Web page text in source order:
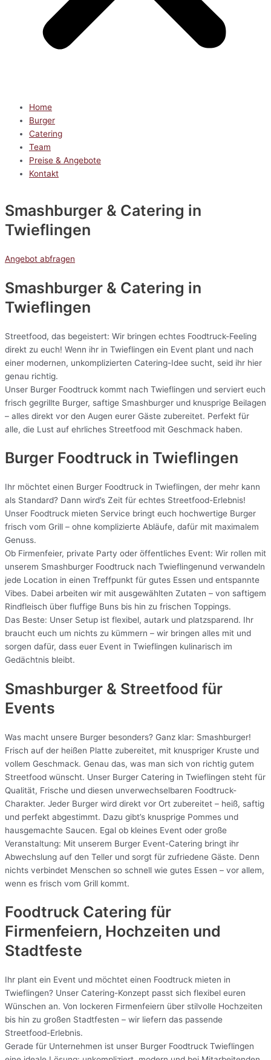
Home
Burger
Catering
Team
Preise & Angebote
Kontakt
Smashburger & Catering in
Twieflingen
Angebot abfragen
Smashburger & Catering in
Twieflingen
Streetfood, das begeistert: Wir bringen echtes Foodtruck-Feeling
direkt zu euch! Wenn ihr in Twieflingen ein Event plant und nach
einer modernen, unkomplizierten Catering-Idee sucht, seid ihr hier
genau richtig.
Unser Burger Foodtruck kommt nach Twieflingen und serviert euch
frisch gegrillte Burger, saftige Smashburger und knusprige Beilagen
– alles direkt vor den Augen eurer Gäste zubereitet. Perfekt für
alle, die Lust auf ehrliches Streetfood mit Geschmack haben.
Burger Foodtruck in Twieflingen
Ihr möchtet einen Burger Foodtruck in Twieflingen, der mehr kann
als Standard? Dann wird’s Zeit für echtes Streetfood-Erlebnis!
Unser Foodtruck mieten Service bringt euch hochwertige Burger
frisch vom Grill – ohne komplizierte Abläufe, dafür mit maximalem
Genuss.
Ob Firmenfeier, private Party oder öffentliches Event: Wir rollen mit
unserem Smashburger Foodtruck nach Twieflingenund verwandeln
jede Location in einen Treffpunkt für gutes Essen und entspannte
Vibes. Dabei arbeiten wir mit ausgewählten Zutaten – von saftigem
Rindfleisch über fluffige Buns bis hin zu frischen Toppings.
Das Beste: Unser Setup ist flexibel, autark und platzsparend. Ihr
braucht euch um nichts zu kümmern – wir bringen alles mit und
sorgen dafür, dass euer Event in Twieflingen kulinarisch im
Gedächtnis bleibt.
Smashburger & Streetfood für
Events
Was macht unsere Burger besonders? Ganz klar: Smashburger!
Frisch auf der heißen Platte zubereitet, mit knuspriger Kruste und
vollem Geschmack. Genau das, was man sich von richtig gutem
Streetfood wünscht. Unser Burger Catering in Twieflingen steht für
Qualität, Frische und diesen unverwechselbaren Foodtruck-
Charakter. Jeder Burger wird direkt vor Ort zubereitet – heiß, saftig
und perfekt abgestimmt. Dazu gibt’s knusprige Pommes und
hausgemachte Saucen. Egal ob kleines Event oder große
Veranstaltung: Mit unserem Burger Event-Catering bringt ihr
Abwechslung auf den Teller und sorgt für zufriedene Gäste. Denn
nichts verbindet Menschen so schnell wie gutes Essen – vor allem,
wenn es frisch vom Grill kommt.
Foodtruck Catering für
Firmenfeiern, Hochzeiten und
Stadtfeste
Ihr plant ein Event und möchtet einen Foodtruck mieten in
Twieflingen? Unser Catering-Konzept passt sich flexibel euren
Wünschen an. Von lockeren Firmenfeiern über stilvolle Hochzeiten
bis hin zu großen Stadtfesten – wir liefern das passende
Streetfood-Erlebnis.
Gerade für Unternehmen ist unser Burger Foodtruck Twieflingen